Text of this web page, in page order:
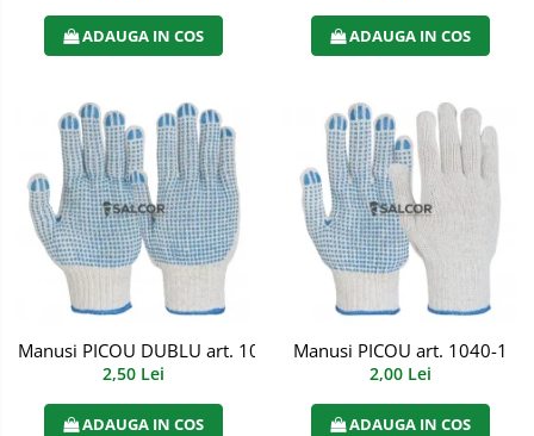
ADAUGA IN COS ADAUGA IN COS
Manusi PICOU DUBLU art. 1040-2
2,50 Lei
ADAUGA IN COS
Manusi PICOU art. 1040-1
2,00 Lei
ADAUGA IN COS